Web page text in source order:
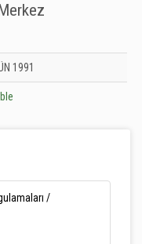
Merkez Kütüphanesi:
1991
/